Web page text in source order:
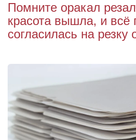
Помните оракал
красота вышла, и всё
согласилась на резку